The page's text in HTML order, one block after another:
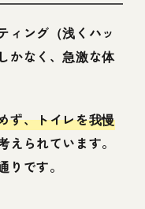
ィング（浅くハッ
かなく、急激な体
ず、トイレを我慢
えられています。
です。